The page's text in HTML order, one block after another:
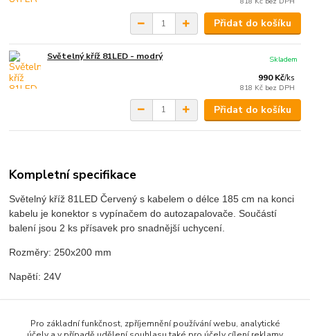
Přidat do košíku
Světelný kříž 81LED - modrý
990 Kč/ks
818 Kč bez DPH
Skladem
Přidat do košíku
Kompletní specifikace
Světelný kříž 81LED Červený s kabelem o délce 185 cm na konci
kabelu je konektor s vypínačem do autozapalovače. Součástí
balení jsou 2 ks přísavek pro snadnější uchycení.
Rozměry: 250x200 mm
Napětí: 24V
Zboží zařazeno v kategoriích
Pro základní funkčnost, zpříjemnění používání webu, analytické